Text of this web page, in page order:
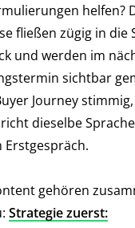
helfen?
fließen zügig in die
und werden im
sichtbar
Journey
dieselbe
gehören
Strategie zuerst: